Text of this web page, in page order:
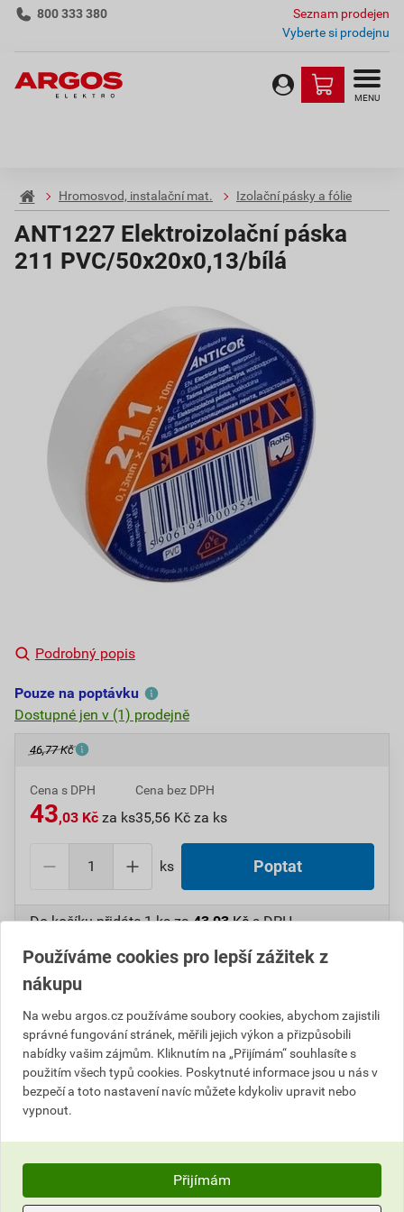
800 333 380
Seznam prodejen
Vyberte si prodejnu
MENU
Hromosvod, instalační mat. Izolační pásky a fólie
ANT1227 Elektroizolační páska
211 PVC/50x20x0,13/bílá
Podrobný popis
Pouze na poptávku
Dostupné jen v (1) prodejně
46,77 Kč
Cena s DPH
43,03 Kč za ks
Cena bez DPH
35,56 Kč za ks
ks Poptat
Do košíku přidáte1 ksza43,03Kčs DPH
Číslo položky:
Popis
Informace o ceně
Používáme cookies pro lepší zážitek z
nákupu
Na webu argos.cz používáme soubory cookies, abychom zajistili
správné fungování stránek, měřili jejich výkon a přizpůsobili
nabídky vašim zájmům. Kliknutím na „Přijímám“ souhlasíte s
použitím všech typů cookies. Poskytnuté informace jsou u nás v
bezpečí a toto nastavení navíc můžete kdykoliv upravit nebo
vypnout.
Přijímám